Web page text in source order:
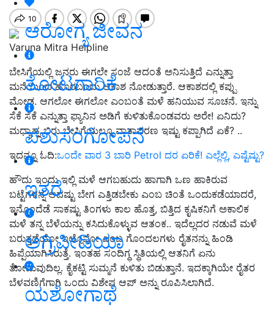
ಆರೋಗ್ಯ ಜೀವನ
ತೋಟಗಾರಿಕೆ
ಪಶುಸಂಗೋಪನೆ
ಇತರೆ
ಅಗ್ರಿಪೀಡಿಯಾ
ಯಶೋಗಾಥೆ
Varuna Mitra Helpline
ಬೇಸಿಗೆಯಲ್ಲಿ ಜನರು ಈಗಲೇ ಸಂಜೆ ಆದಂತೆ ಅನಿಸುತ್ತಿದೆ ಎನ್ನುತ್ತಾ
ಮನೆಯಿಂದ ಹೊರಬಂದು ಆಕಾಶ ನೋಡುತ್ತಾರೆ. ಆಕಾಶದಲ್ಲಿ ಕಪ್ಪು
ಮೋಡ. ಆಗಲೋ ಈಗಲೋ ಎಂಬಂತೆ ಮಳೆ ಹನಿಯುವ ಸೂಚನೆ. ಇನ್ನು
ಸೆಕೆ ಸೆಕೆ ಎನ್ನುತ್ತಾ ಫ್ಯಾನಿನ ಅಡಿಗೆ ಕುಳಿತುಕೊಂಡವರು ಅರೇ! ಏನಿದು?
ಮಧ್ಯಾಹ್ನ ಬಿರು ಬೇಸಿಗೆಯಲ್ಲೂ ವಾತಾವರಣ ಇಷ್ಟು ಕಪ್ಪಾಗಿದೆ ಏಕೆ? ..
ಇದನ್ನೂ ಓದಿ:ಒಂದೇ ವಾರ 3 ಬಾರಿ Petrol ದರ ಏರಿಕೆ! ಎಲ್ಲೆಲ್ಲಿ, ಎಷ್ಟೆಷ್ಟು?
ಹೌದು ಇಂದು ಇಲ್ಲಿ ಮಳೆ ಆಗಬಹುದು ಹಾಗಾಗಿ ಒಣ ಹಾಕಿರುವ
ಬಟ್ಟೆಗಳನ್ನ ಆದಷ್ಟು ಬೇಗ ಎತ್ತಿಡಬೇಕು ಎಂಬ ಚಿಂತೆ ಒಂದುಕಡೆಯಾದರೆ,
ಇನ್ನೊಂದೆಡೆ ಸಾಕಷ್ಟು ತಿಂಗಳು ಕಾಲ ಹೊತ್ತ, ಬಿತ್ತಿದ ಕೃಷಿಕನಿಗೆ ಅಕಾಲಿಕ
ಮಳೆ ತನ್ನ ಬೆಳೆಯನ್ನು ಕಸಿದುಕೊಳ್ಳುವ ಆತಂಕ.. ಇದೆಲ್ಲದರ ನಡುವೆ ಮಳೆ
ಬರುತ್ತದೆಯೋ ಇಲ್ಲೊವೋ ಎಂಬ ಗೊಂದಲಗಳು ರೈತನನ್ನು ಹಿಂಡಿ
ಹಿಪ್ಪೆಯಾಗಿಸಿರುತ್ತೆ. ಇಂತಹ ಸಂದಿಗ್ಧ ಸ್ಥಿತಿಯಲ್ಲಿ ಆತನಿಗೆ ಏನು
ತೋಚುವುದಿಲ್ಲ. ಕೈಕಟ್ಟಿ ಸುಮ್ಮನೆ ಕುಳಿತು ಬಿಡುತ್ತಾನೆ. ಇದಕ್ಕಾಗಿಯೇ ರೈತರ
ಬೆಳವಣಿಗೆಗಾಗಿ ಒಂದು ವಿಶೇಷ ಆಪ್‌ ಅನ್ನು ರೂಪಿಸಿಲಾಗಿದೆ.